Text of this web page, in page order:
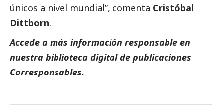
únicos a nivel mundial”, comenta Cristóbal
Dittborn.
Accede a más información responsable en
nuestra biblioteca digital de publicaciones
Corresponsables.